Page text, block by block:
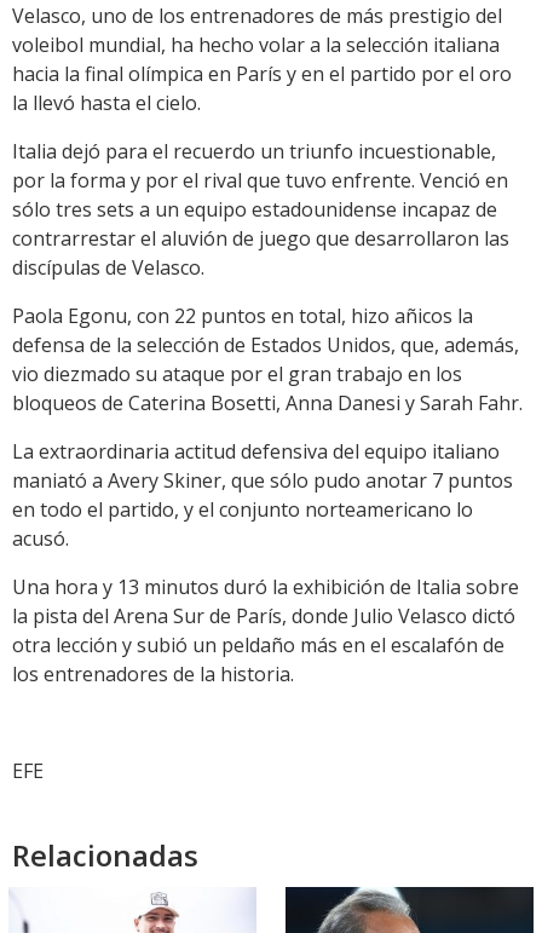
Velasco, uno de los entrenadores de más prestigio del
voleibol mundial, ha hecho volar a la selección italiana
hacia la final olímpica en París y en el partido por el oro
la llevó hasta el cielo.
Italia dejó para el recuerdo un triunfo incuestionable,
por la forma y por el rival que tuvo enfrente. Venció en
sólo tres sets a un equipo estadounidense incapaz de
contrarrestar el aluvión de juego que desarrollaron las
discípulas de Velasco.
Paola Egonu, con 22 puntos en total, hizo añicos la
defensa de la selección de Estados Unidos, que, además,
vio diezmado su ataque por el gran trabajo en los
bloqueos de Caterina Bosetti, Anna Danesi y Sarah Fahr.
La extraordinaria actitud defensiva del equipo italiano
maniató a Avery Skiner, que sólo pudo anotar 7 puntos
en todo el partido, y el conjunto norteamericano lo
acusó.
Una hora y 13 minutos duró la exhibición de Italia sobre
la pista del Arena Sur de París, donde Julio Velasco dictó
otra lección y subió un peldaño más en el escalafón de
los entrenadores de la historia.
EFE
Relacionadas